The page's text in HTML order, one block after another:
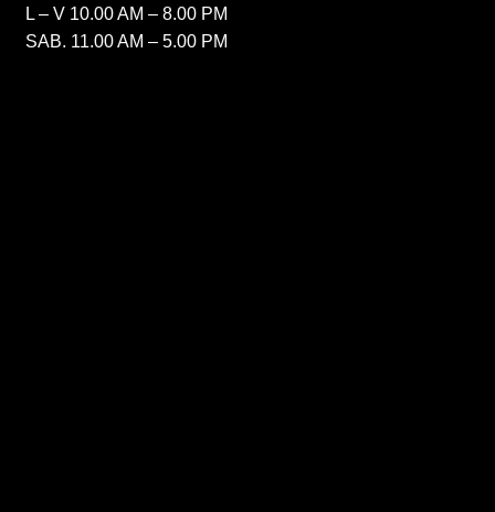
L – V 10.00 AM – 8.00 PM
SAB. 11.00 AM – 5.00 PM